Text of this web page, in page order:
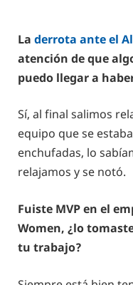
La derrota ante el
atención de que
puedo llegar a
Sí, al final salimos
equipo que se
enchufadas, lo
relajamos y se notó.
Fuiste MVP en el
Women, ¿lo
tu trabajo?